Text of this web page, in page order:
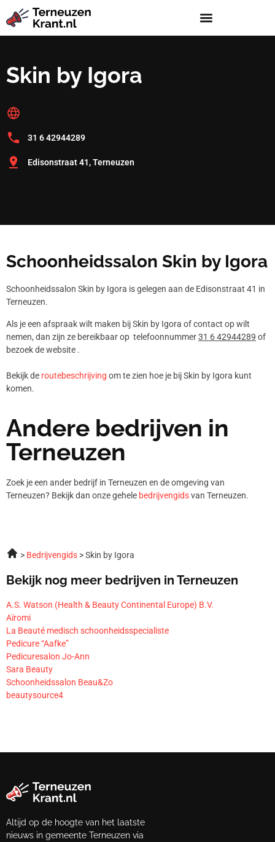
Skin by Igora
31 6 42944289
Edisonstraat 41, Terneuzen
Schoonheidssalon Skin by Igora
Schoonheidssalon Skin by Igora is gelegen aan de Edisonstraat 41 in
Terneuzen.
Als je een afspraak wilt maken bij Skin by Igora of contact op wilt
nemen, dan zijn ze bereikbaar op telefoonnummer31 6 42944289 of
bezoek de website .
Bekijk de routebeschrijving om te zien hoe je bij Skin by Igora kunt
komen.
Andere bedrijven in
Terneuzen
Zoek je een ander bedrijf in Terneuzen en de omgeving van
Terneuzen? Bekijk dan onze gehele bedrijvengidsvan Terneuzen.
Bedrijvengids Skin by Igora
Bekijk nog meer bedrijven in Terneuzen
A.S. Watson (Health & Beauty Continental Europe) B.V.
Aïromi
La Beauté medisch schoonheidsspecialiste
Pedicure “Aafke”
Pedicuresalon Jo-Ann
Sara Beauty
Schoonheidssalon Beau&Zo
beautysource4
Altijd op de hoogte van het laatste
nieuws in gemeente Terneuzen via